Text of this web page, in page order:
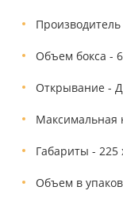
Производитель
Объем бокса -
Открывание -
Максимальная
Габариты - 225
Объем в